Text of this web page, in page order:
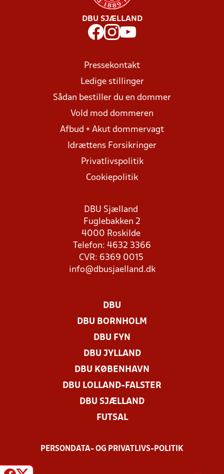
DBU SJÆLLAND
Pressekontakt
Ledige stillinger
Sådan bestiller du en dommer
Vold mod dommeren
Afbud + Akut dommervagt
Idrættens Forsikringer
Privatlivspolitik
Cookiepolitik
DBU Sjælland
Fuglebakken 2
4000 Roskilde
Telefon: 4632 3366
CVR: 6369 0015
info@dbusjaelland.dk
DBU
DBU BORNHOLM
DBU FYN
DBU JYLLAND
DBU KØBENHAVN
DBU LOLLAND-FALSTER
DBU SJÆLLAND
FUTSAL
PERSONDATA- OG PRIVATLIVS-POLITIK